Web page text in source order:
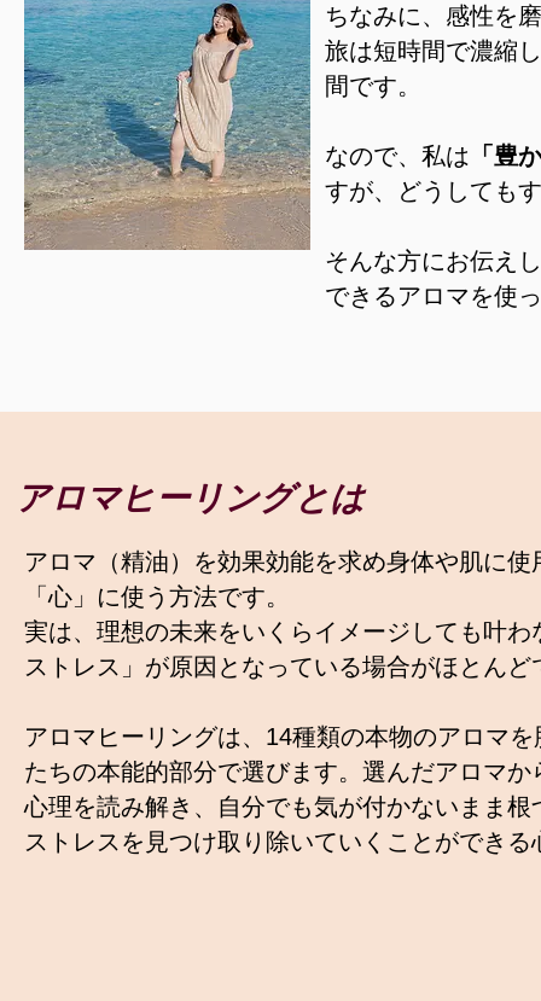
ちなみに、感性を
旅は短時間で濃縮
間です。
なので、私は 「豊
すが、どうしても
そんな方にお伝え
できるアロマを使
​アロマヒーリングとは
アロマ（精油）を効果効能を求め身体や肌に使
「心」に使う方法です。
実は、理想の未来をいくらイメージしても叶わ
ストレス」が原因となっている場合がほとんど
アロマヒーリングは、14種類の本物のアロマ
たちの本能的部分で選びます。選んだアロマ
心理を読み解き、自分でも気が付かないまま根
ストレスを見つけ取り除いていくことができ